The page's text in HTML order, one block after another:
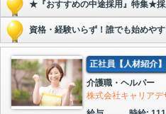
★『おすすめの中途採用』特集★採
資格・経験いらず！誰でも始めや
正社員【人材紹介】
介護職・ヘルパー
株式会社キャリア